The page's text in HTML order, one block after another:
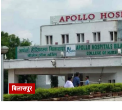
CDBE
की
नई
कार्यकारिणी
को
वैधता,
चर्च
प्रबंधन
विवाद
पर
लगा
विराम
बिलासपुर